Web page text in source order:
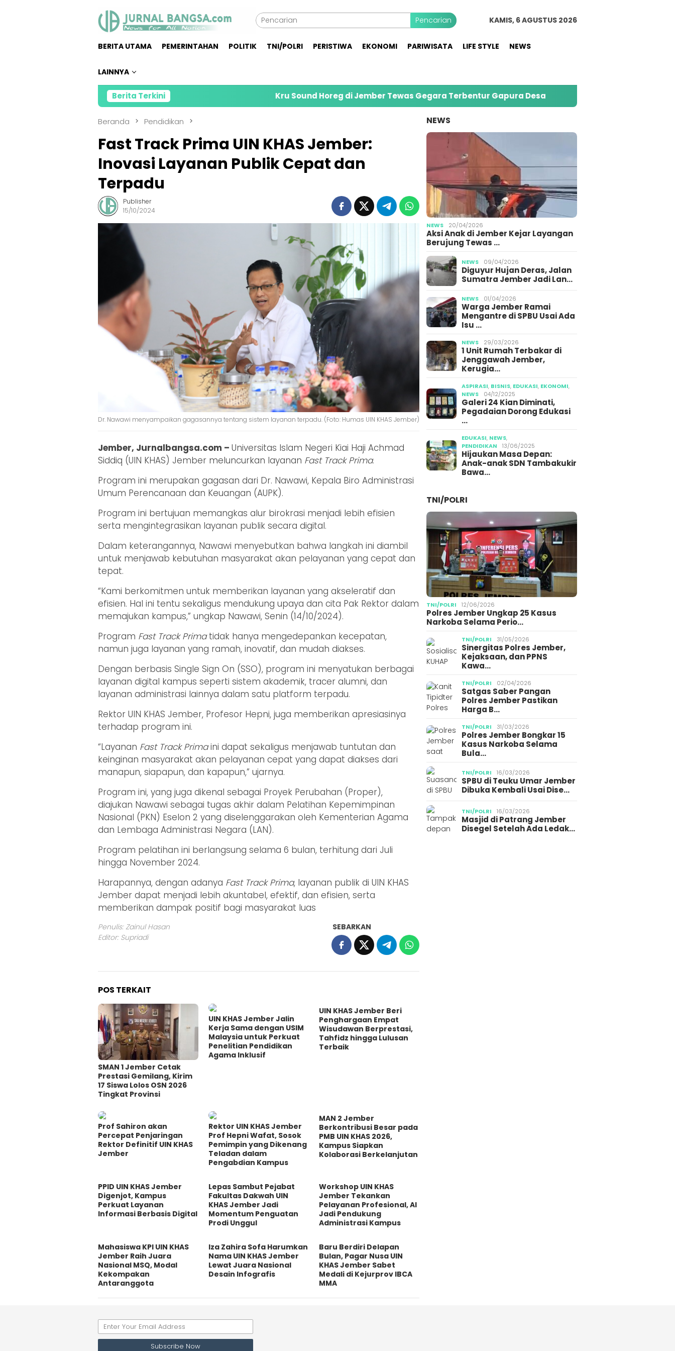
Pencarian KAMIS, 6 AGUSTUS 2026
BERITA UTAMA PEMERINTAHAN POLITIK TNI/POLRI PERISTIWA EKONOMI PARIWISATA LIFE STYLE NEWS
LAINNYA
Berita Terkini Kru Sound Horeg di Jember Tewas Gegara Terbentur Gapura Desa PMI Jember Salurkan 74 Ribu Liter
Beranda Pendidikan
Fast Track Prima UIN KHAS Jember:
Inovasi Layanan Publik Cepat dan
Terpadu
Publisher
15/10/2024
Dr. Nawawi menyampaikan gagasannya tentang sistem layanan terpadu. (Foto: Humas UIN KHAS Jember)
Jember, Jurnalbangsa.com – Universitas Islam Negeri Kiai Haji Achmad
Siddiq (UIN KHAS) Jember meluncurkan layanan Fast Track Prima.
Program ini merupakan gagasan dari Dr. Nawawi, Kepala Biro Administrasi
Umum Perencanaan dan Keuangan (AUPK).
Program ini bertujuan memangkas alur birokrasi menjadi lebih efisien
serta mengintegrasikan layanan publik secara digital.
Dalam keterangannya, Nawawi menyebutkan bahwa langkah ini diambil
untuk menjawab kebutuhan masyarakat akan pelayanan yang cepat dan
tepat.
“Kami berkomitmen untuk memberikan layanan yang akseleratif dan
efisien. Hal ini tentu sekaligus mendukung upaya dan cita Pak Rektor dalam
memajukan kampus,” ungkap Nawawi, Senin (14/10/2024).
Program Fast Track Primatidak hanya mengedepankan kecepatan,
namun juga layanan yang ramah, inovatif, dan mudah diakses.
Dengan berbasis Single Sign On (SSO), program ini menyatukan berbagai
layanan digital kampus seperti sistem akademik, tracer alumni, dan
layanan administrasi lainnya dalam satu platform terpadu.
Rektor UIN KHAS Jember, Profesor Hepni, juga memberikan apresiasinya
terhadap program ini.
“Layanan Fast Track Primaini dapat sekaligus menjawab tuntutan dan
keinginan masyarakat akan pelayanan cepat yang dapat diakses dari
manapun, siapapun, dan kapapun,” ujarnya.
Program ini, yang juga dikenal sebagai Proyek Perubahan (Proper),
diajukan Nawawi sebagai tugas akhir dalam Pelatihan Kepemimpinan
Nasional (PKN) Eselon 2 yang diselenggarakan oleh Kementerian Agama
dan Lembaga Administrasi Negara (LAN).
Program pelatihan ini berlangsung selama 6 bulan, terhitung dari Juli
hingga November 2024.
Harapannya, dengan adanya Fast Track Prima, layanan publik di UIN KHAS
Jember dapat menjadi lebih akuntabel, efektif, dan efisien, serta
memberikan dampak positif bagi masyarakat luas
Penulis: Zainul Hasan
Editor: Supriadi
SEBARKAN
POS TERKAIT
SMAN 1 Jember Cetak
Prestasi Gemilang, Kirim
17 Siswa Lolos OSN 2026
Tingkat Provinsi
UIN KHAS Jember Jalin
Kerja Sama dengan USIM
Malaysia untuk Perkuat
Penelitian Pendidikan
Agama Inklusif
UIN KHAS Jember Beri
Penghargaan Empat
Wisudawan Berprestasi,
Tahfidz hingga Lulusan
Terbaik
Prof Sahiron akan
Percepat Penjaringan
Rektor Definitif UIN KHAS
Jember
Rektor UIN KHAS Jember
Prof Hepni Wafat, Sosok
Pemimpin yang Dikenang
Teladan dalam
Pengabdian Kampus
MAN 2 Jember
Berkontribusi Besar pada
PMB UIN KHAS 2026,
Kampus Siapkan
Kolaborasi Berkelanjutan
PPID UIN KHAS Jember
Digenjot, Kampus
Perkuat Layanan
Informasi Berbasis Digital
Lepas Sambut Pejabat
Fakultas Dakwah UIN
KHAS Jember Jadi
Momentum Penguatan
Prodi Unggul
Workshop UIN KHAS
Jember Tekankan
Pelayanan Profesional, AI
Jadi Pendukung
Administrasi Kampus
Mahasiswa KPI UIN KHAS
Jember Raih Juara
Nasional MSQ, Modal
Kekompakan
Antaranggota
Iza Zahira Sofa Harumkan
Nama UIN KHAS Jember
Lewat Juara Nasional
Desain Infografis
Baru Berdiri Delapan
Bulan, Pagar Nusa UIN
KHAS Jember Sabet
Medali di Kejurprov IBCA
MMA
NEWS
NEWS 20/04/2026
Aksi Anak di Jember Kejar Layangan
Berujung Tewas …
NEWS 09/04/2026
Diguyur Hujan Deras, Jalan
Sumatra Jember Jadi Lan…
NEWS 01/04/2026
Warga Jember Ramai
Mengantre di SPBU Usai Ada
Isu …
NEWS 29/03/2026
1 Unit Rumah Terbakar di
Jenggawah Jember,
Kerugia…
ASPIRASI, BISNIS, EDUKASI, EKONOMI,
NEWS
04/12/2025
Galeri 24 Kian Diminati,
Pegadaian Dorong Edukasi
…
EDUKASI, NEWS,
PENDIDIKAN
13/06/2025
Hijaukan Masa Depan:
Anak-anak SDN Tambakukir
Bawa…
TNI/POLRI
TNI/POLRI 12/06/2026
Polres Jember Ungkap 25 Kasus
Narkoba Selama Perio…
TNI/POLRI 31/05/2026
Sinergitas Polres Jember,
Kejaksaan, dan PPNS
Kawa…
TNI/POLRI 02/04/2026
Satgas Saber Pangan
Polres Jember Pastikan
Harga B…
TNI/POLRI 31/03/2026
Polres Jember Bongkar 15
Kasus Narkoba Selama
Bula…
TNI/POLRI 16/03/2026
SPBU di Teuku Umar Jember
Dibuka Kembali Usai Dise…
TNI/POLRI 16/03/2026
Masjid di Patrang Jember
Disegel Setelah Ada Ledak…